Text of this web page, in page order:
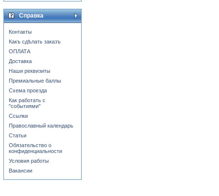
Справка
Контакты
Какъ сдѣлать заказъ
ОПЛАТА
Доставка
Наши реквизиты
Премиальные баллы
Схема проезда
Как работать с
"событиями"
Ссылки
Православный календарь
Статьи
Обязательство о
конфиденциальности
Условия работы
Вакансии